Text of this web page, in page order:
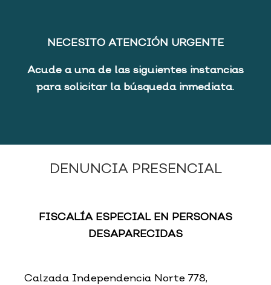
NECESITO ATENCIÓN URGENTE
Acude a una de las siguientes instancias
para solicitar la búsqueda inmediata.
DENUNCIA PRESENCIAL
FISCALÍA ESPECIAL EN PERSONAS
DESAPARECIDAS
Calzada Independencia Norte 778,